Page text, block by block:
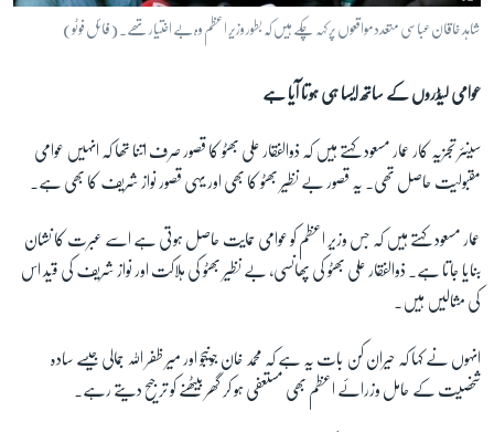
شاہد خاقان عباسی متعدد مواقعوں پر کہہ چکے ہیں کہ بطور وزیر اعظم وہ بے اختیار تھے۔ (فائل فوٹو)
عوامی لیڈروں کے ساتھ ایسا ہی ہوتا آیا ہے
سینئر تجزیہ کار عمار مسعود کہتے ہیں کہ ذوالفقار علی بھٹو کا قصور صرف اتنا تھا کہ انہیں عوامی
مقبولیت حاصل تھی۔ یہ قصور بے نظیر بھٹو کا بھی اور یہی قصور نواز شریف کا بھی ہے۔
عمار مسعود کہتے ہیں کہ جس وزیر اعظم کو عوامی حمایت حاصل ہوتی ہے اسے عبرت کا نشان
بنایا جاتا ہے۔ ذوالفقار علی بھٹو کی پھانسی، بے نظیر بھٹو کی ہلاکت اور نواز شریف کی قید اس
کی مثالیں ہیں۔
انہوں نے کہا کہ حیران کن بات یہ ہے کہ محمد خان جونیجو اور میر ظفر اللہ جمالی جیسے سادہ
شخصیت کے حامل وزرائے اعظم بھی مستعفی ہو کر گھر بیٹھنے کو ترجیح دیتے رہے۔